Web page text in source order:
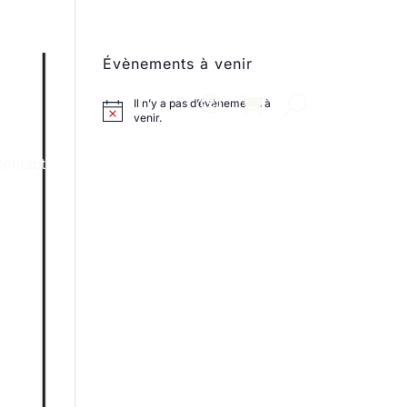
Contact
Évènements à venir
Il n’y a pas d’évènements à
venir.